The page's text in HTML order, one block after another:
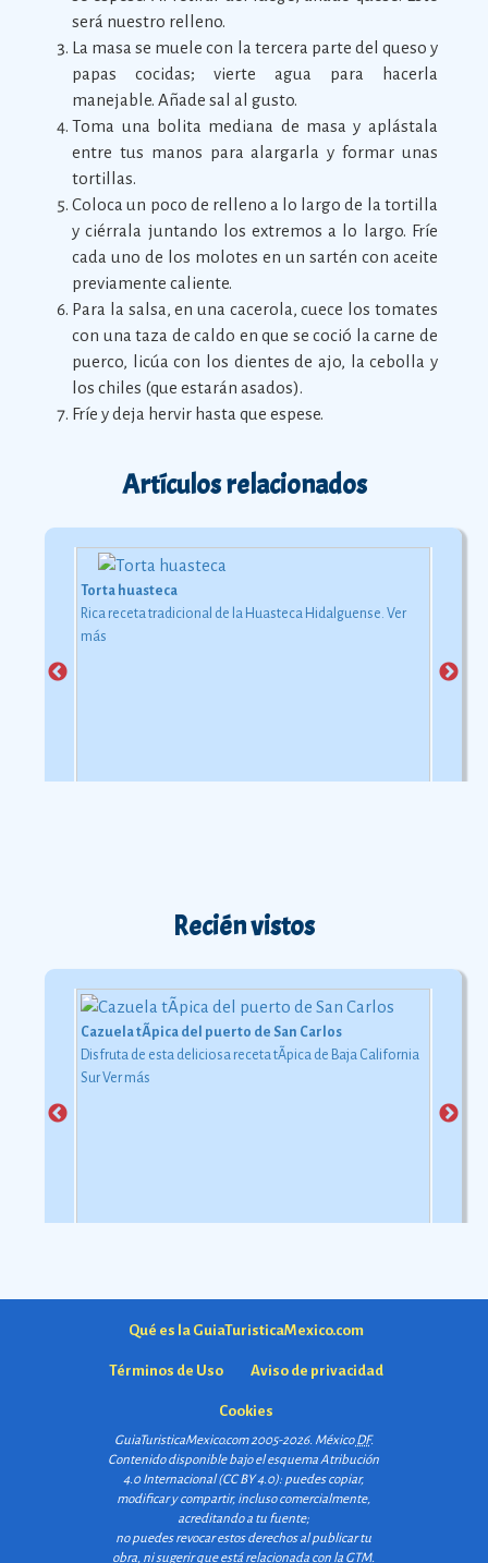
será nuestro relleno.
La masa se muele con la tercera parte del queso y
papas cocidas; vierte agua para hacerla
manejable. Añade sal al gusto.
Toma una bolita mediana de masa y aplástala
entre tus manos para alargarla y formar unas
tortillas.
Coloca un poco de relleno a lo largo de la tortilla
y ciérrala juntando los extremos a lo largo. Fríe
cada uno de los molotes en un sartén con aceite
previamente caliente.
Para la salsa, en una cacerola, cuece los tomates
con una taza de caldo en que se coció la carne de
puerco, licúa con los dientes de ajo, la cebolla y
los chiles (que estarán asados).
Fríe y deja hervir hasta que espese.
Artículos relacionados
Torta huasteca
Rica receta tradicional de la Huasteca Hidalguense. Ver
más
Recién vistos
Cazuela tÃ­pica del puerto de San Carlos
Disfruta de esta deliciosa receta tÃ­pica de Baja California
SurVer más
Qué es la GuiaTuristicaMexico.com
Términos de Uso Aviso de privacidad
Cookies
GuiaTuristicaMexico.com 2005-2026. MéxicoDF.
Contenido disponible bajo el esquemaAtribución
4.0 Internacional (CC BY 4.0): puedes copiar,
modificar y compartir, incluso comercialmente,
acreditando a tu fuente;
no puedes revocar estos derechos al publicar tu
obra, ni sugerir que está relacionada con la GTM.